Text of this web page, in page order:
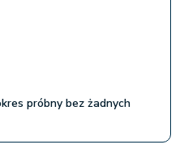
próbny bez żadnych